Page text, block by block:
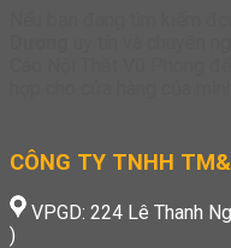
CÔNG TY TNHH
VPGD: 224 Lê Thanh
)